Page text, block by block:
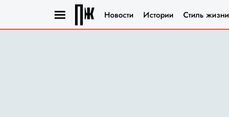
Новости Истории Стиль жизни